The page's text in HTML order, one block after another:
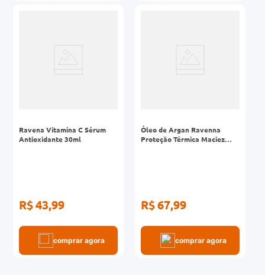
Ravena Vitamina C Sérum
Antioxidante 30ml
R$ 43,99
comprar agora
Óleo de Argan Ravenna
Proteção Térmica Maciez
R$ 67,99
comprar agora